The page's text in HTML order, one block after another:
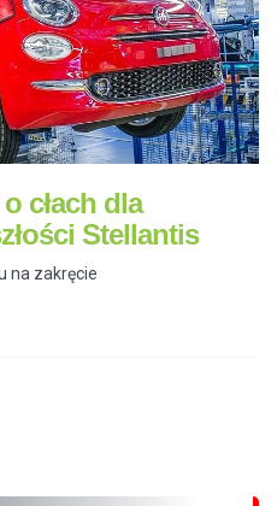
cłach dla
Stellantis
na zakręcie